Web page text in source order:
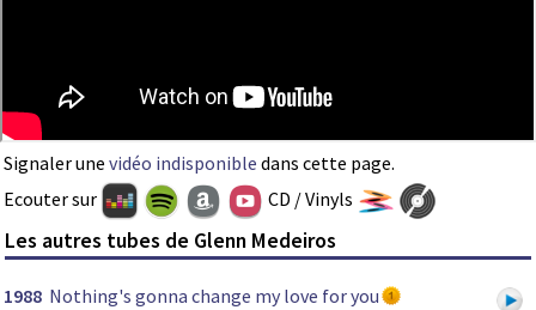
Signaler une vidéo indisponible dans cette page.
Ecouter sur
CD / Vinyls
Les autres tubes de Glenn Medeiros
1988 Nothing's gonna change my love for you